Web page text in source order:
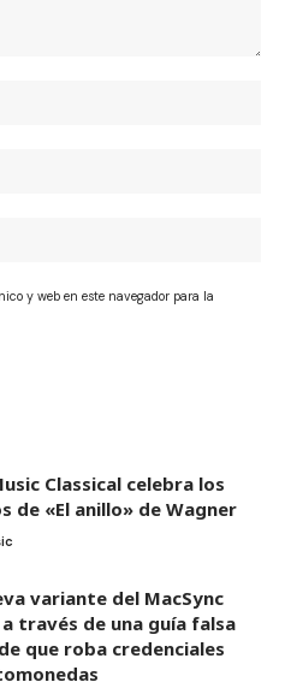
y web en este navegador para la
Classical celebra los
de «El anillo» de Wagner
variante del MacSync
través de una guía falsa
que roba credenciales